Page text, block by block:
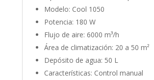
Modelo: Cool 1050
Potencia: 180 W
Flujo de aire: 6000 m³/h
Área de climatización: 20 a 50 m²
Depósito de agua: 50 L
Características: Control manual